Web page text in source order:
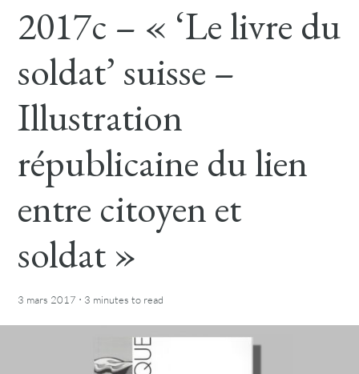
2017c – « ‘Le livre du
soldat’ suisse –
Illustration
républicaine du lien
entre citoyen et
soldat »
3 mars 2017 · 3 minutes to read